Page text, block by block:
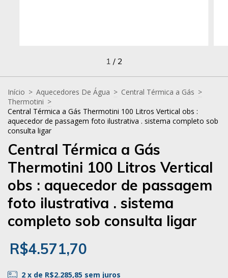
1 / 2
Início > Aquecedores De Água > Central Térmica a Gás >
Thermotini >
Central Térmica a Gás Thermotini 100 Litros Vertical obs :
aquecedor de passagem foto ilustrativa . sistema completo sob
consulta ligar
Central Térmica a Gás
Thermotini 100 Litros Vertical
obs : aquecedor de passagem
foto ilustrativa . sistema
completo sob consulta ligar
R$4.571,70
2 x de R$2.285,85 sem juros